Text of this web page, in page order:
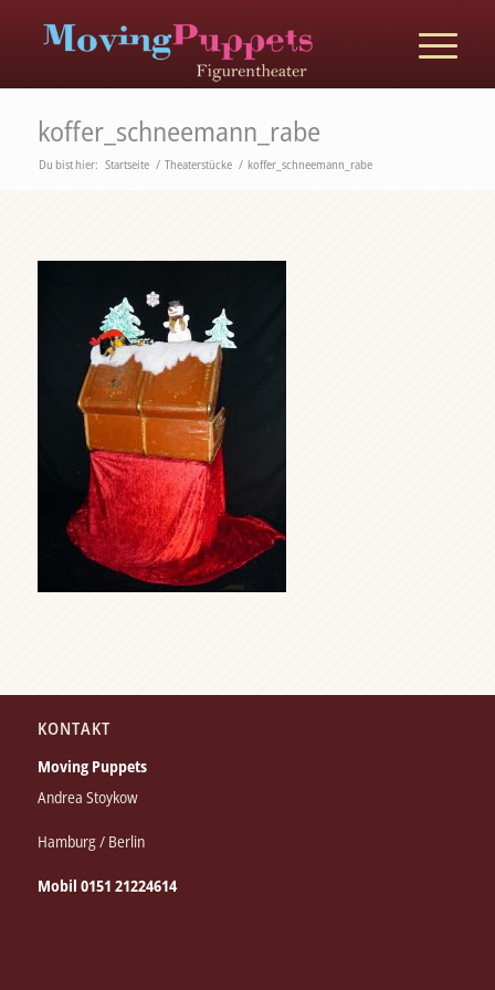
koffer_schneemann_rabe
Du bist hier: Startseite / Theaterstücke / koffer_schneemann_rabe
KONTAKT
Moving Puppets
Andrea Stoykow
Hamburg / Berlin
Mobil 0151 21224614